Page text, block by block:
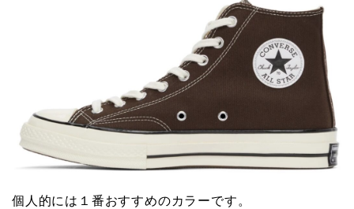
個人的には１番おすすめのカラーです。